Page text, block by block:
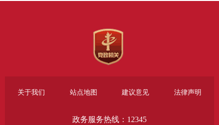
关于我们 站点地图 建议意见 法律声明
政务服务热线：12345